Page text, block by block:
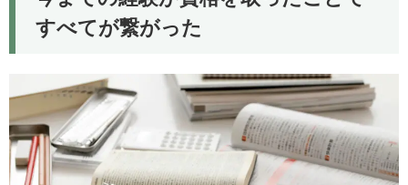
すべてが繋がった